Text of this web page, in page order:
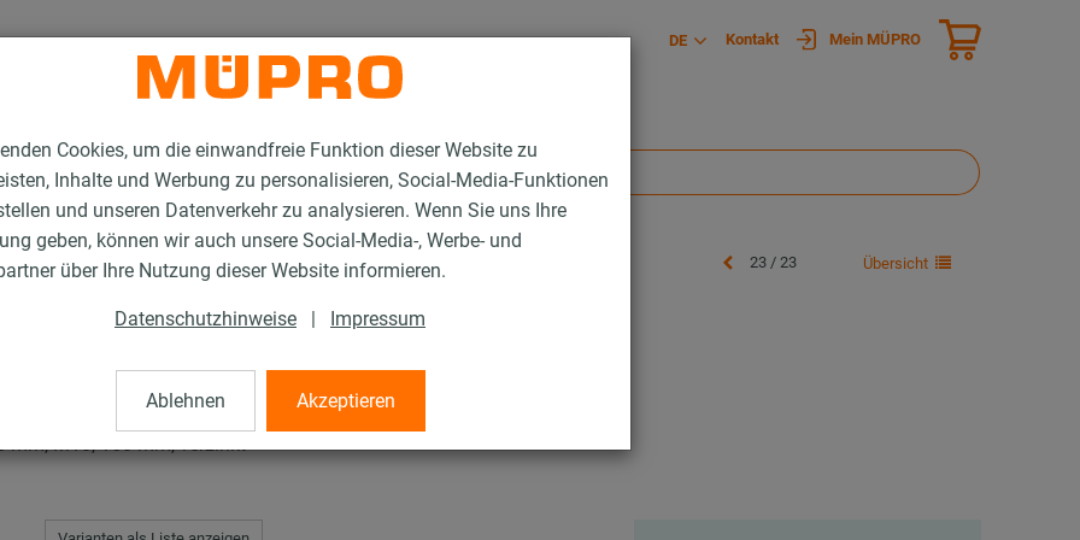
Cookies, um die einwandfreie Funktion dieser Website zu
Inhalte und Werbung zu personalisieren, Social-Media-Funktionen
und unseren Datenverkehr zu analysieren. Wenn Sie uns Ihre
geben, können wir auch unsere Social-Media-, Werbe- und
über Ihre Nutzung dieser Website informieren.
Datenschutzhinweise | Impressum
Ablehnen Akzeptieren
DE Kontakt Mein MÜPRO
mit Schalldämmung ISO-Schellen Typ H, M, T 23 / 23 Übersicht
M, T
mm, M10, 160 mm, verzinkt